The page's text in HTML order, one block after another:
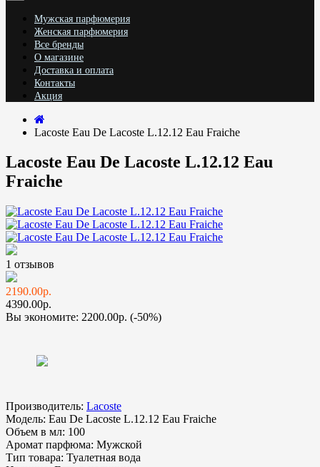
Мужская парфюмерия
Женская парфюмерия
Все бренды
О магазине
Доставка и оплата
Контакты
Акция
Lacoste Eau De Lacoste L.12.12 Eau Fraiche
Lacoste Eau De Lacoste L.12.12 Eau
Fraiche
1 отзывов
2190.00р.
4390.00р.
Вы экономите: 2200.00р. (-50%)
Производитель: Lacoste
Модель: Eau De Lacoste L.12.12 Eau Fraiche
Объем в мл: 100
Аромат парфюма: Мужской
Тип товара: Туалетная вода